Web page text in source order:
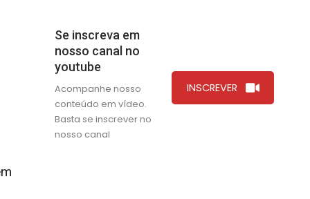
Se inscreva em
nosso canal no
youtube
Acompanhe nosso
conteúdo em vídeo.
Basta se inscrever no
nosso canal
INSCREVER